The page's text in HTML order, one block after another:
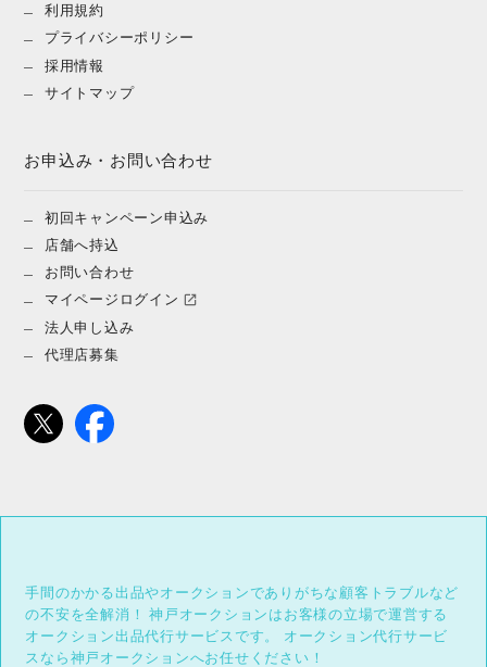
利用規約
プライバシーポリシー
採用情報
サイトマップ
お申込み・お問い合わせ
初回キャンペーン申込み
店舗へ持込
お問い合わせ
マイページログイン
法人申し込み
代理店募集
手間のかかる出品やオークションでありがちな顧客トラブルなど
の不安を全解消！
神戸オークションはお客様の立場で運営する
オークション出品代行サービスです。
オークション代行サービ
スなら神戸オークションへお任せください！